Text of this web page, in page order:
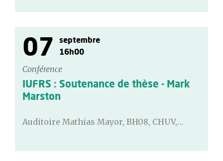
07
septembre
16h00
Conférence
IUFRS : Soutenance de thèse - Mark
Marston
Auditoire Mathias Mayor, BH08, CHUV,…